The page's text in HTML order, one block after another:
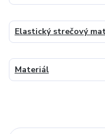
Elastický strečový
Materiál